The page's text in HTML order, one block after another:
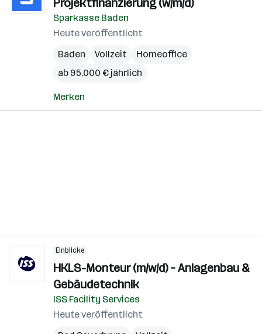
Projektfinanzierung (w/m/d)
Sparkasse Baden
Heute veröffentlicht
Baden
Vollzeit
Homeoffice
ab 95.000 € jährlich
Merken
Einblicke
HKLS-Monteur (m/w/d) – Anlagenbau &
Gebäudetechnik
ISS Facility Services
Heute veröffentlicht